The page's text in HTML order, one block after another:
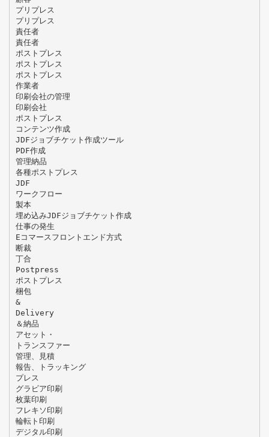
プリプレス
プリプレス
責任者
責任者
ポストプレス
ポストプレス
ポストプレス
作業者
印刷会社の管理
印刷会社
ポストプレス
コンテンツ作成
JDFジョブチケット作成ツール
PDF作成
管理納品
各種ポストプレス
JDF
ワークフロー
製本
埋め込みJDFジョブチケット作成
仕事の発生
Eコマースフロントエンド方式
断裁
丁合
Postpress
ポストプレス
梱包
&
Delivery
＆納品
アセット・
トランスファー
管理、見積
報告、トラッキング
プレス
グラビア印刷
枚葉印刷
フレキソ印刷
輪転ト印刷
デジタル印刷